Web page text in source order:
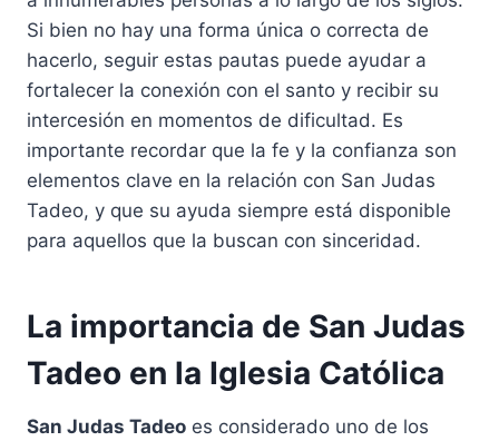
Si bien no hay una forma única o correcta de
hacerlo, seguir estas pautas puede ayudar a
fortalecer la conexión con el santo y recibir su
intercesión en momentos de dificultad. Es
importante recordar que la fe y la confianza son
elementos clave en la relación con San Judas
Tadeo, y que su ayuda siempre está disponible
para aquellos que la buscan con sinceridad.
La importancia de San Judas
Tadeo en la Iglesia Católica
San Judas Tadeo es considerado uno de los